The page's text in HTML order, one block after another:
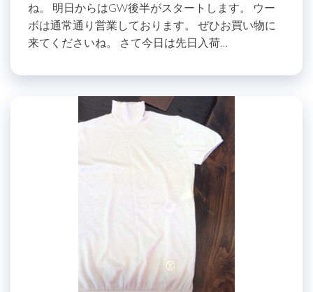
ね。 明日からはGW後半がスタートします。 ウー
ボは通常通り営業しております。 ぜひお買い物に
来てくださいね。 さて今日は先日入荷…